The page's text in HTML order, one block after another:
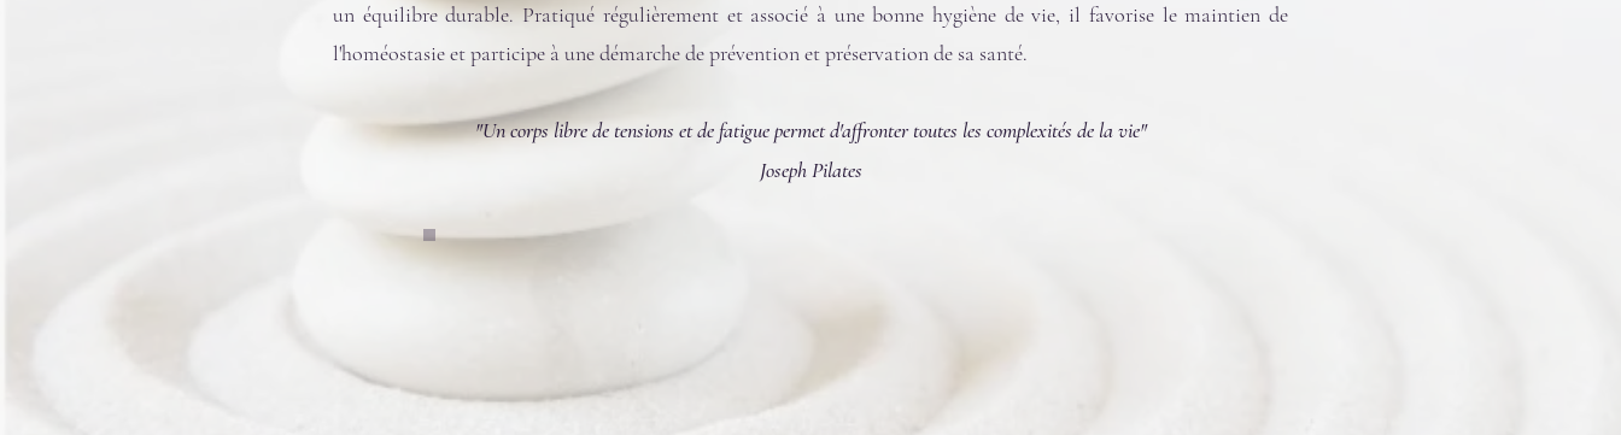
un équilibre durable. Pratiqué régulièrement et associé à une bonne hygiène de vie, il favorise le maintien de
l'homéostasie et participe à une démarche de prévention et préservation de sa santé.
"Un corps libre de tensions et de fatigue permet d'affronter toutes les complexités de la vie"
Joseph Pilates